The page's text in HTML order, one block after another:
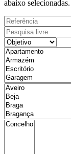
abaixo selecionadas.